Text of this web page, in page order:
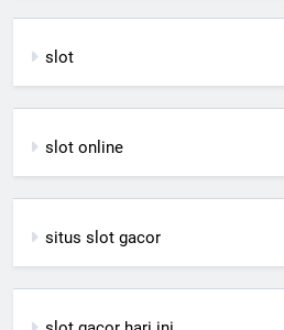
slot
slot online
situs slot gacor